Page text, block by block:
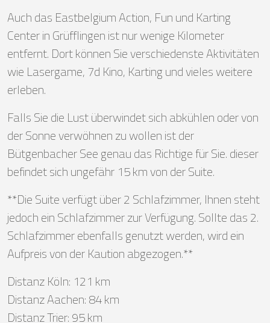
Auch das Eastbelgium Action, Fun und Karting
Center in Grüfflingen ist nur wenige Kilometer
entfernt. Dort können Sie verschiedenste Aktivitäten
wie Lasergame, 7d Kino, Karting und vieles weitere
erleben.
Falls Sie die Lust überwindet sich abkühlen oder von
der Sonne verwöhnen zu wollen ist der
Bütgenbacher See genau das Richtige für Sie. dieser
befindet sich ungefähr 15 km von der Suite.
**Die Suite verfügt über 2 Schlafzimmer, Ihnen steht
jedoch ein Schlafzimmer zur Verfügung. Sollte das 2.
Schlafzimmer ebenfalls genutzt werden, wird ein
Aufpreis von der Kaution abgezogen.**
Distanz Köln: 121 km
Distanz Aachen: 84 km
Distanz Trier: 95 km